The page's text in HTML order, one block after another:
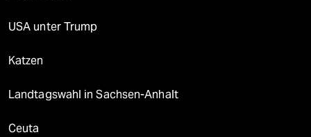
USA unter Trump
Katzen
Landtagswahl in Sachsen-Anhalt
Ceuta